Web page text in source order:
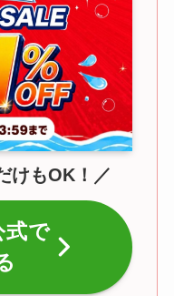
けもOK！／
式で